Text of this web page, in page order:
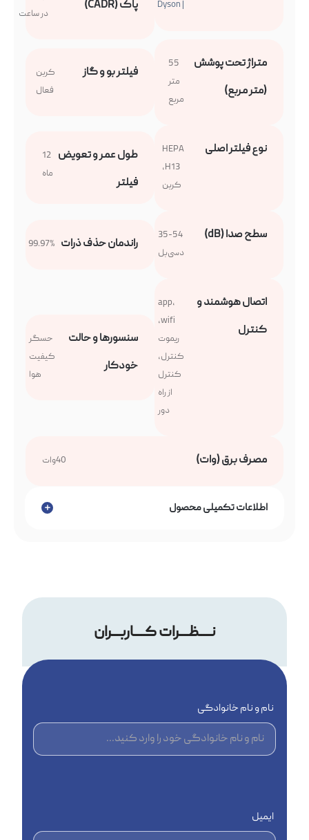
| Dyson پاک (CADR)
در ساعت
متراژ تحت پوشش
(متر مربع)
55
متر
مربع
فیلتر بو و گاز
کربن
فعال
نوع فیلتر اصلی
HEPA
H13,
کربن
طول عمر و تعویض
فیلتر
12
ماه
سطح صدا (dB)
35-54
دسی‌بل
راندمان حذف ذرات 99.97%
اتصال هوشمند و
کنترل
app,
wifi,
ریموت
کنترل,
کنترل
از راه
دور
سنسورها و حالت
خودکار
حسگر
کیفیت
هوا
مصرف برق (وات) 40وات
اطلاعات تکمیلی محصول
نــــظـــرات کــــاربـــران
نام و نام خانوادگی
ایمیل